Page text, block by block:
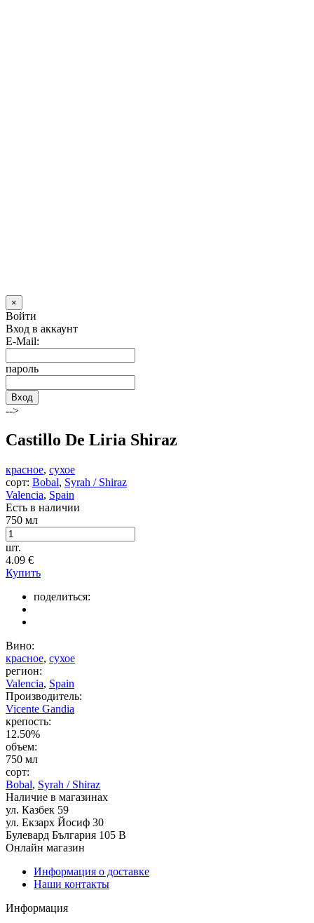
×
Войти
Вход в аккаунт
E-Mail:
пароль
Вход
-->
Castillo De Liria Shiraz
красное, сухое
сорт: Bobal, Syrah / Shiraz
Valencia, Spain
Есть в наличии
750 мл
шт.
4.09 €
Купить
поделиться:
Вино:
красное, сухое
регион:
Valencia, Spain
Производитель:
Vicente Gandia
крепость:
12.50%
объем:
750 мл
сорт:
Bobal, Syrah / Shiraz
Наличие в магазинах
ул. Казбек 59
ул. Екзарх Йосиф 30
Булевард България 105 В
Онлайн магазин
Информация о доставке
Наши контакты
Информация